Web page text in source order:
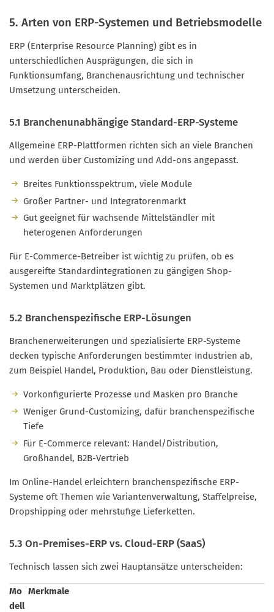
5. Arten von ERP-Systemen und Betriebsmodelle
ERP (Enterprise Resource Planning) gibt es in
unterschiedlichen Ausprägungen, die sich in
Funktionsumfang, Branchenausrichtung und technischer
Umsetzung unterscheiden.
5.1 Branchenunabhängige Standard-ERP-Systeme
Allgemeine ERP-Plattformen richten sich an viele Branchen
und werden über Customizing und Add-ons angepasst.
Breites Funktionsspektrum, viele Module
Großer Partner- und Integratorenmarkt
Gut geeignet für wachsende Mittelständler mit
heterogenen Anforderungen
Für E-Commerce-Betreiber ist wichtig zu prüfen, ob es
ausgereifte Standardintegrationen zu gängigen Shop-
Systemen und Marktplätzen gibt.
5.2 Branchenspezifische ERP-Lösungen
Branchenerweiterungen und spezialisierte ERP-Systeme
decken typische Anforderungen bestimmter Industrien ab,
zum Beispiel Handel, Produktion, Bau oder Dienstleistung.
Vorkonfigurierte Prozesse und Masken pro Branche
Weniger Grund-Customizing, dafür branchenspezifische
Tiefe
Für E-Commerce relevant: Handel/Distribution,
Großhandel, B2B-Vertrieb
Im Online-Handel erleichtern branchenspezifische ERP-
Systeme oft Themen wie Variantenverwaltung, Staffelpreise,
Dropshipping oder mehrstufige Lieferketten.
5.3 On-Premises-ERP vs. Cloud-ERP (SaaS)
Technisch lassen sich zwei Hauptansätze unterscheiden:
Mo
dell
Merkmale